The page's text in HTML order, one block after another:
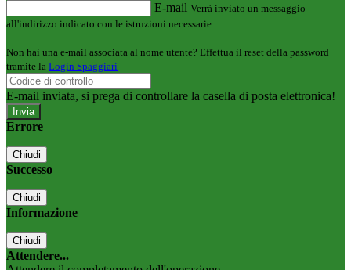
E-mail Verrà inviato un messaggio
all'indirizzo indicato con le istruzioni necessarie.
Non hai una e-mail associata al nome utente? Effettua il reset della password
tramite la Login Spaggiari
E-mail inviata, si prega di controllare la casella di posta elettronica!
Errore
Chiudi
Successo
Chiudi
Informazione
Chiudi
Attendere...